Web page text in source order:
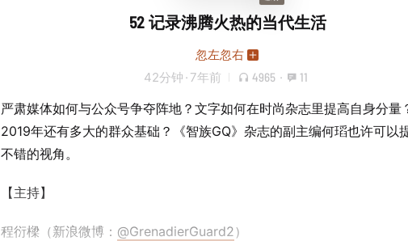
52 记录沸腾火热的当代生活
忽左忽右
42分钟 · 7年前 4965 · 11
严肃媒体如何与公众号争夺阵地？文字如何在时尚杂志里提高自身分量
2019年还有多大的群众基础？《智族GQ》杂志的副主编何瑫也许可以
不错的视角。
【主持】
程衍樑（新浪微博： @GrenadierGuard2）